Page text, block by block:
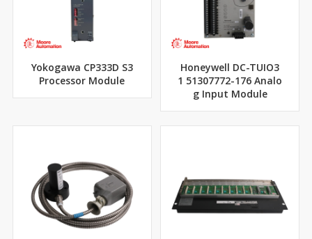
Yokogawa CP333D S3
Processor Module
Honeywell DC-TUIO3
1 51307772-176 Analo
g Input Module